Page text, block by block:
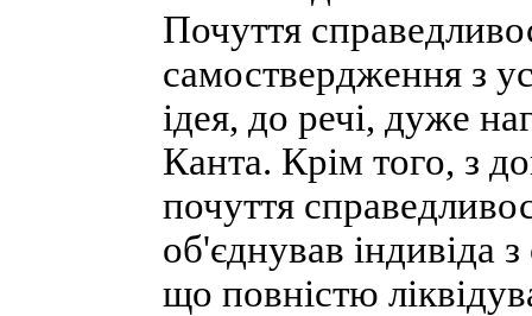
Почуття
самоствердження з
ідея, до речі, дуже
Канта. Крім того, з
почуття
об'єднував індивіда
що повністю